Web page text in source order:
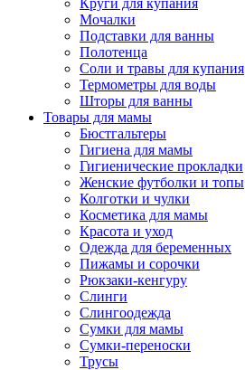
Круги для купания
Мочалки
Подставки для ванны
Полотенца
Соли и травы для купания
Термометры для воды
Шторы для ванны
Товары для мамы
Бюстгальтеры
Гигиена для мамы
Гигиенические прокладки
Женские футболки и топы
Колготки и чулки
Косметика для мамы
Красота и уход
Одежда для беременных
Пижамы и сорочки
Рюкзаки-кенгуру
Слинги
Слингоодежда
Сумки для мамы
Сумки-переноски
Трусы